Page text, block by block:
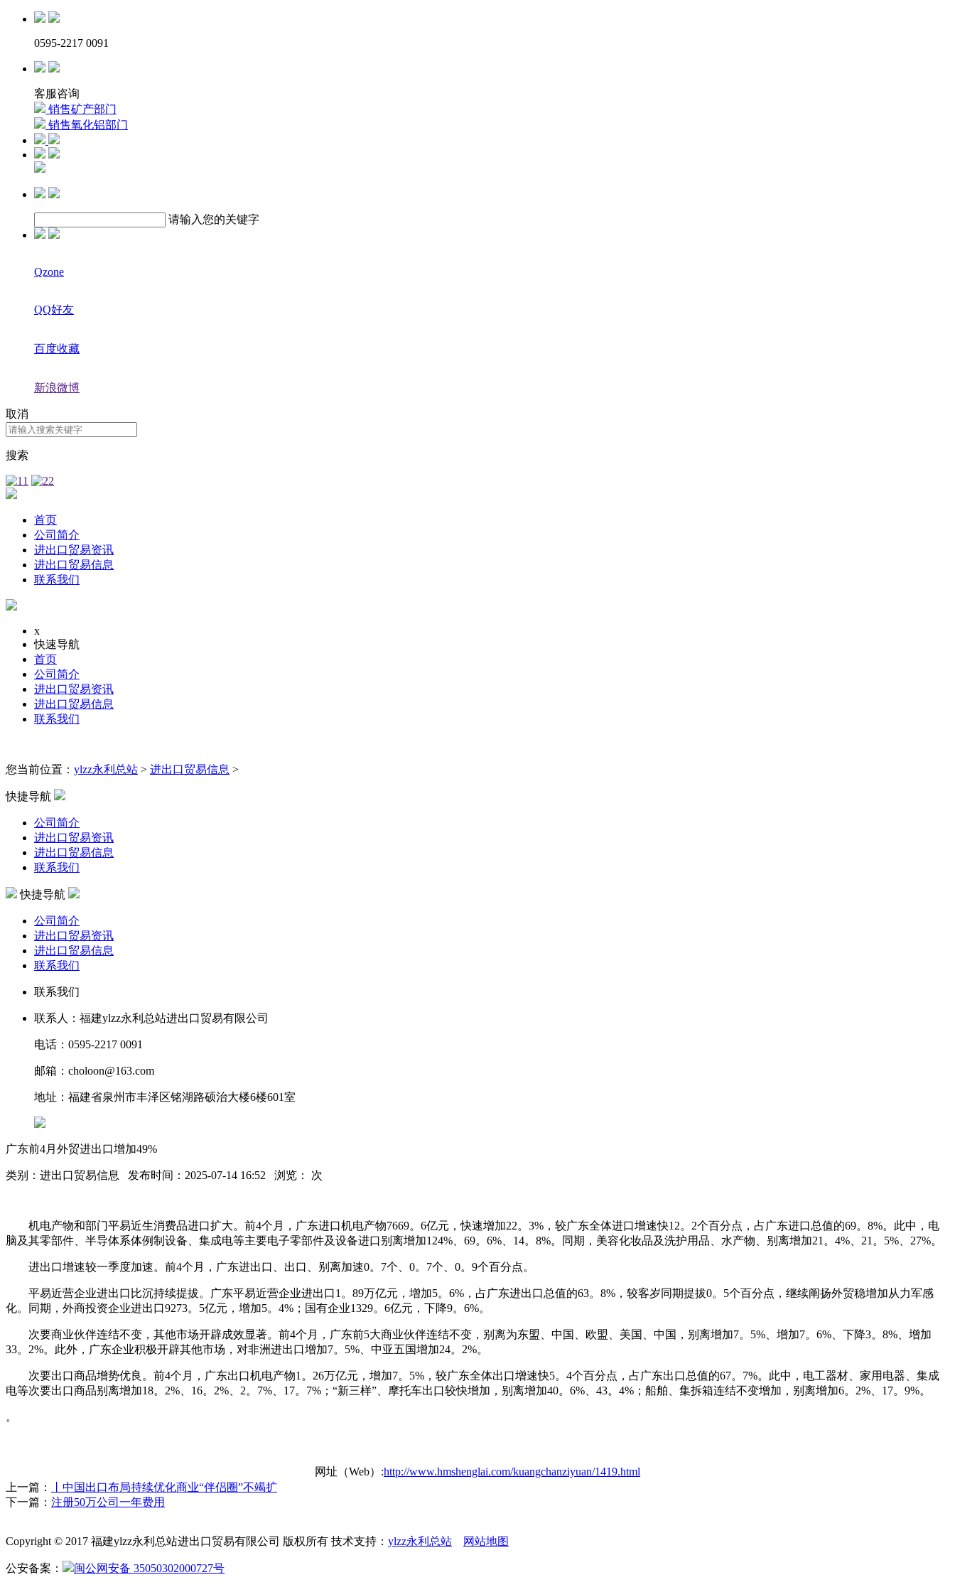
0595-2217 0091
客服咨询
销售矿产部门
销售氧化铝部门
请输入您的关键字
Qzone
QQ好友
百度收藏
新浪微博
取消
搜索
首页
公司简介
进出口贸易资讯
进出口贸易信息
联系我们
x
快速导航
首页
公司简介
进出口贸易资讯
进出口贸易信息
联系我们
您当前位置： ylzz永利总站 > 进出口贸易信息 >
快捷导航
公司简介
进出口贸易资讯
进出口贸易信息
联系我们
快捷导航
公司简介
进出口贸易资讯
进出口贸易信息
联系我们
联系我们
联系人：福建ylzz永利总站进出口贸易有限公司
电话：0595-2217 0091
邮箱：choloon@163.com
地址：福建省泉州市丰泽区铭湖路硕治大楼6楼601室
广东前4月外贸进出口增加49%
类别：进出口贸易信息 发布时间：2025-07-14 16:52 浏览： 次
机电产物和部门平易近生消费品进口扩大。前4个月，广东进口机电产物7669。6亿元，快速增加22。3%，较广东全体进口增速快12。2个百分点，占广东进口总值的69。8%。此中，电
脑及其零部件、半导体系体例制设备、集成电等主要电子零部件及设备进口别离增加124%、69。6%、14。8%。同期，美容化妆品及洗护用品、水产物、别离增加21。4%、21。5%、27%。
进出口增速较一季度加速。前4个月，广东进出口、出口、别离加速0。7个、0。7个、0。9个百分点。
平易近营企业进出口比沉持续提拔。广东平易近营企业进出口1。89万亿元，增加5。6%，占广东进出口总值的63。8%，较客岁同期提拔0。5个百分点，继续阐扬外贸稳增加从力军感
化。同期，外商投资企业进出口9273。5亿元，增加5。4%；国有企业1329。6亿元，下降9。6%。
次要商业伙伴连结不变，其他市场开辟成效显著。前4个月，广东前5大商业伙伴连结不变，别离为东盟、中国、欧盟、美国、中国，别离增加7。5%、增加7。6%、下降3。8%、增加
33。2%。此外，广东企业积极开辟其他市场，对非洲进出口增加7。5%、中亚五国增加24。2%。
次要出口商品增势优良。前4个月，广东出口机电产物1。26万亿元，增加7。5%，较广东全体出口增速快5。4个百分点，占广东出口总值的67。7%。此中，电工器材、家用电器、集成
电等次要出口商品别离增加18。2%、16。2%、2。7%、17。7%；“新三样”、摩托车出口较快增加，别离增加40。6%、43。4%；船舶、集拆箱连结不变增加，别离增加6。2%、17。9%。
。
网址（Web）:http://www.hmshenglai.com/kuangchanziyuan/1419.html
上一篇：
丨中国出口布局持续优化商业“伴侣圈”不竭扩
下一篇： 注册50万公司一年费用
Copyright © 2017 福建ylzz永利总站进出口贸易有限公司 版权所有 技术支持： ylzz永利总站 网站地图
公安备案： 闽公网安备 35050302000727号